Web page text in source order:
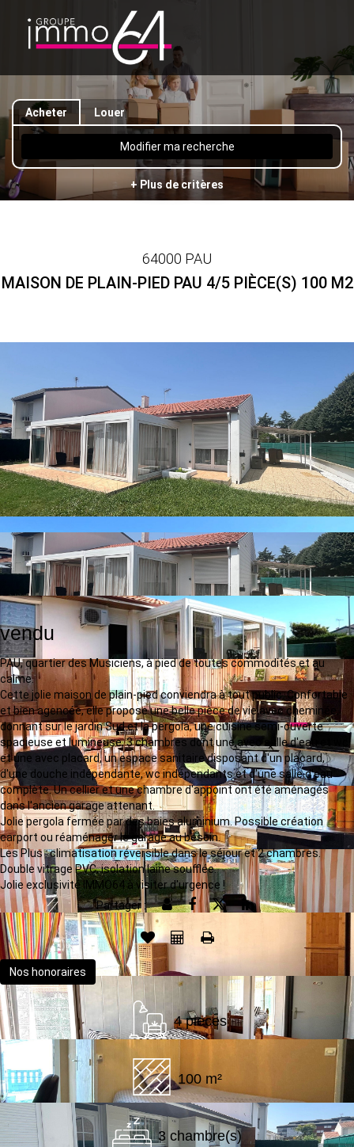
Acheter Louer
Modifier ma recherche
+ Plus de critères
64000 PAU
MAISON DE PLAIN-PIED PAU 4/5 PIÈCE(S) 100 M2
vendu
PAU, quartier des Musiciens, à pied de toutes commodités et au
calme.
Cette jolie maison de plain-pied conviendra à tout public. Confortable
et bien agencée, elle propose une belle pièce de vie avec cheminée,
donnant sur le jardin Sud et la pergola, une cuisine semi-ouverte
spacieuse et lumineuse, 3 chambres dont une avec salle d'eau et wc
et une avec placard, un espace sanitaire disposant d'un placard,
d'une douche indépendante, wc indépendants et d'une salle d'eau
complète. Un cellier et une chambre d'appoint ont été aménagés
dans l'ancien garage attenant.
Jolie pergola fermée par des baies aluminium. Possible création
carport ou réaménager le garage au besoin.
Les Plus : climatisation réversible dans le séjour et 2 chambres.
Double vitrage PVC, isolation laine soufflée.
Jolie exclusivité IMMO64 à visiter d'urgence !
Partager :
Nos honoraires
4 pieces
100 m²
3 chambre(s)